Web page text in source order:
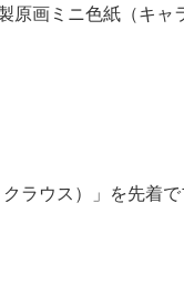
画ミニ色紙（キ
ラウス）」を先着で